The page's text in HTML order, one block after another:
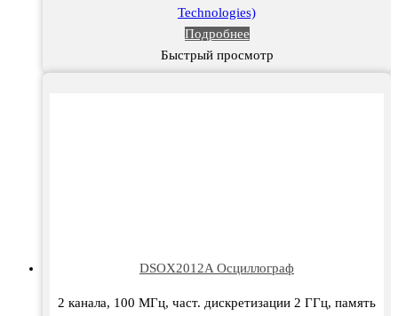
Technologies)
Подробнее
Быстрый просмотр
DSOX2012A Осциллограф
2 канала, 100 МГц, част. дискретизации 2 ГГц, память